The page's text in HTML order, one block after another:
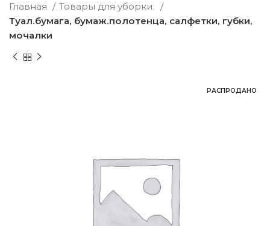
Главная
Товары для уборки.
Туал.бумага, бумаж.полотенца, салфетки, губки,
мочалки
РАСПРОДАНО